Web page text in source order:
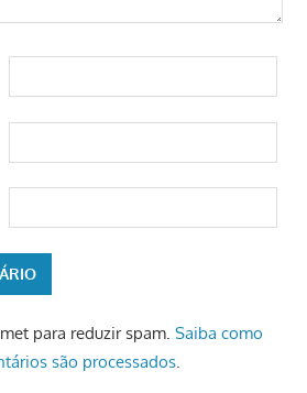
para reduzir spam. Saiba como
são processados.